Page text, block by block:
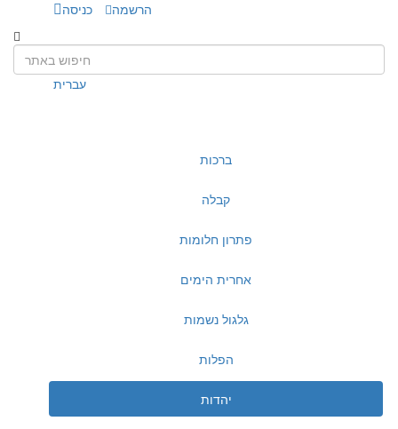
כניסה הרשמה
עברית
ברכות
קבלה
פתרון חלומות
אחרית הימים
גלגול נשמות
הפלות
יהדות